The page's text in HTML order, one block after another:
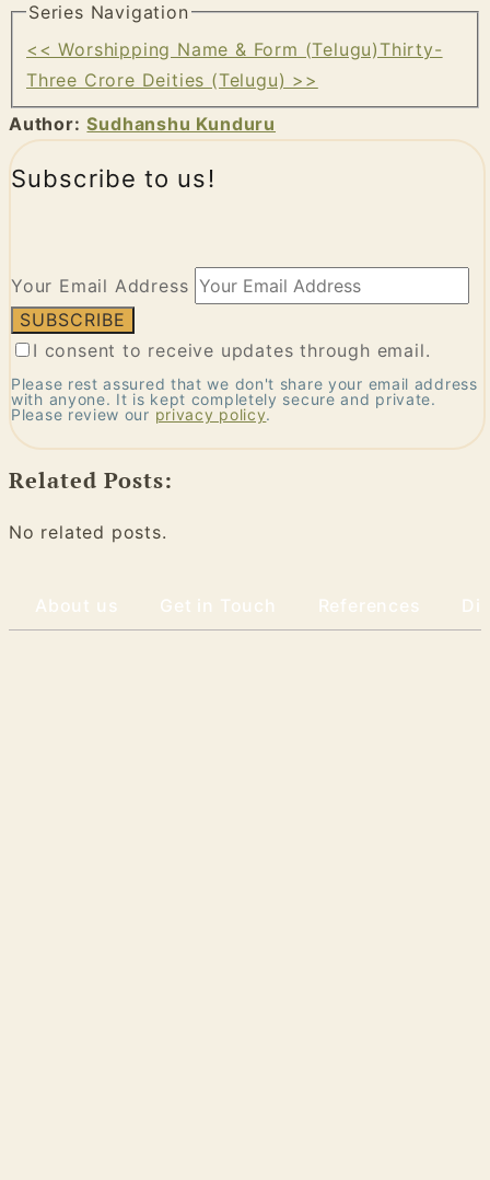
Series Navigation
<< Worshipping Name & Form (Telugu) Thirty-
Three Crore Deities (Telugu) >>
Author: Sudhanshu Kunduru
Subscribe to us!
Your Email Address
I consent to receive updates through email.
Please rest assured that we don't share your email address
with anyone. It is kept completely secure and private.
Please review our privacy policy.
Related Posts:
No related posts.
About us Get in Touch References